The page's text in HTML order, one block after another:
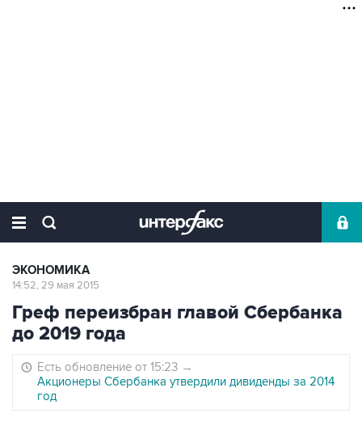
ЭКОНОМИКА
14:52, 29 мая 2015
Греф переизбран главой Сбербанка
до 2019 года
Есть обновление от 15:23 →
Акционеры Сбербанка утвердили дивиденды за 2014
год